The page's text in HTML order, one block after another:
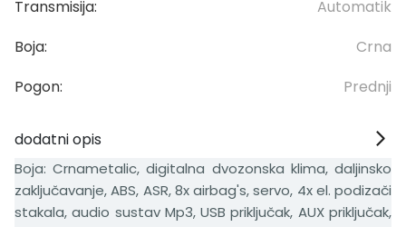
Transmisija:
Automatik
Boja:
Crna
Pogon:
Prednji
dodatni opis
Boja: Crnametalic, digitalna dvozonska klima, daljinsko
zaključavanje, ABS, ASR, 8x airbag's, servo, 4x el. podizači
stakala, audio sustav Mp3, USB priključak, AUX priključak,